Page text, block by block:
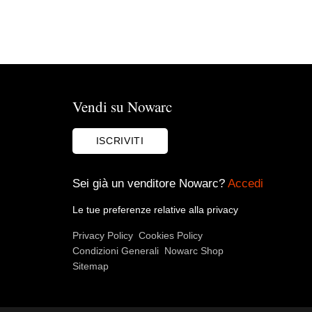
Vendi su Nowarc
ISCRIVITI
Sei già un venditore Nowarc? Accedi
Le tue preferenze relative alla privacy
Privacy Policy Cookies Policy
Condizioni Generali Nowarc Shop
Sitemap